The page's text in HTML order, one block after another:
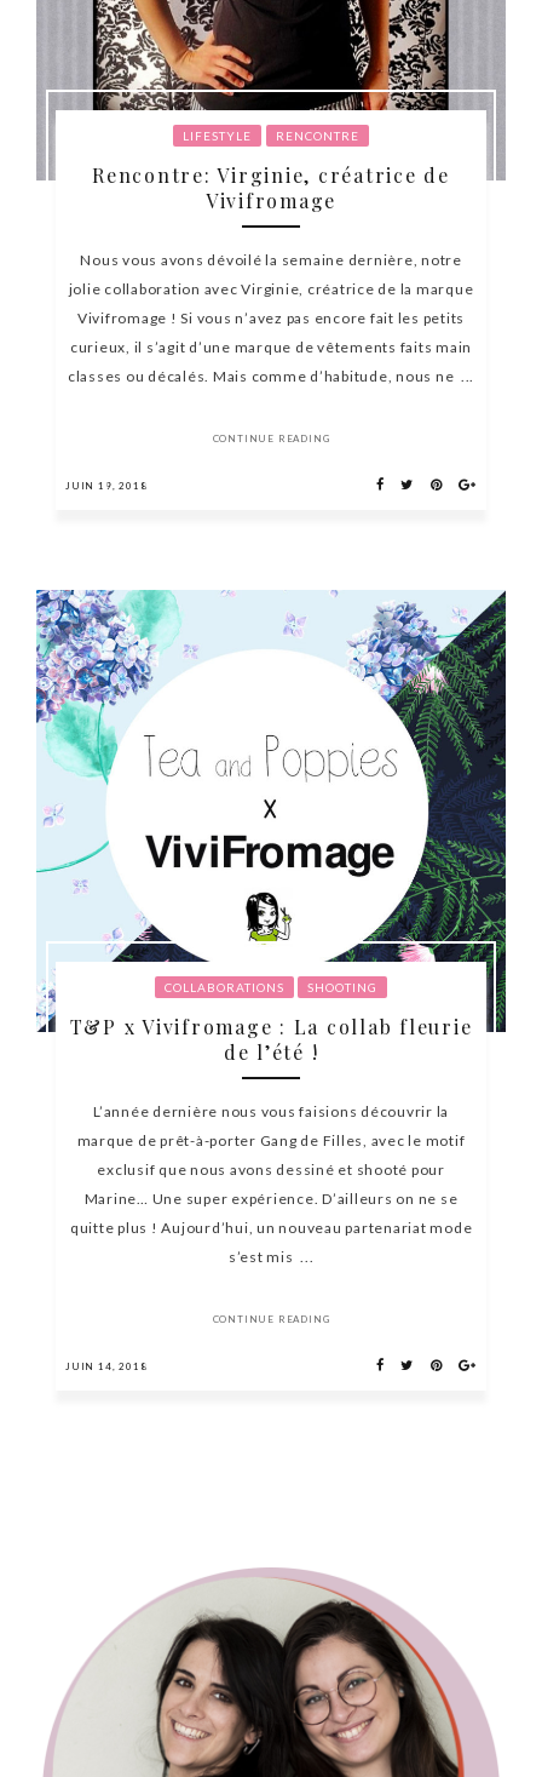
LIFESTYLE RENCONTRE
Rencontre: Virginie, créatrice de
Vivifromage
Nous vous avons dévoilé la semaine dernière, notre
jolie collaboration avec Virginie, créatrice de la marque
Vivifromage ! Si vous n’avez pas encore fait les petits
curieux, il s’agit d’une marque de vêtements faits main
classes ou décalés. Mais comme d’habitude, nous ne ...
CONTINUE READING
JUIN 19, 2018
COLLABORATIONS SHOOTING
T&P x Vivifromage : La collab fleurie
de l’été !
L’année dernière nous vous faisions découvrir la
marque de prêt-à-porter Gang de Filles, avec le motif
exclusif que nous avons dessiné et shooté pour
Marine… Une super expérience. D’ailleurs on ne se
quitte plus ! Aujourd’hui, un nouveau partenariat mode
s’est mis ...
CONTINUE READING
JUIN 14, 2018